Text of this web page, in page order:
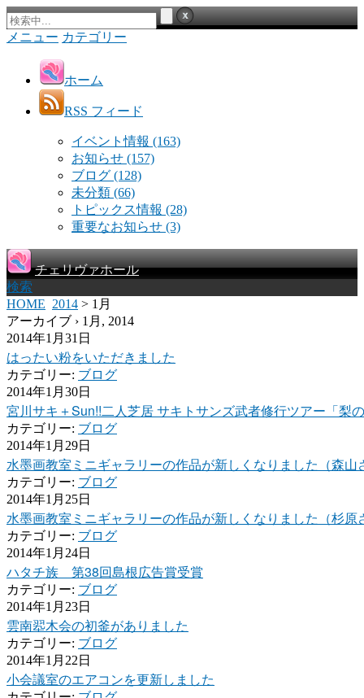
メニュー カテゴリー
ホーム
RSS フィード
イベント情報 (163)
お知らせ (157)
ブログ (128)
未分類 (66)
トピックス情報 (28)
重要なお知らせ (3)
チェリヴァホール
検索
HOME 2014 > 1月
アーカイブ › 1月, 2014
2014年1月31日
はったい粉をいただきました
カテゴリー: ブログ
2014年1月30日
宮川サキ＋Sun!!二人芝居 サキトサンズ武者修行ツアー「梨
カテゴリー: ブログ
2014年1月29日
水墨画教室ミニギャラリーの作品が新しくなりました（森山
カテゴリー: ブログ
2014年1月25日
水墨画教室ミニギャラリーの作品が新しくなりました（杉原
カテゴリー: ブログ
2014年1月24日
ハタチ族 第38回島根広告賞受賞
カテゴリー: ブログ
2014年1月23日
雲南翆木会の初釜がありました
カテゴリー: ブログ
2014年1月22日
小会議室のエアコンを更新しました